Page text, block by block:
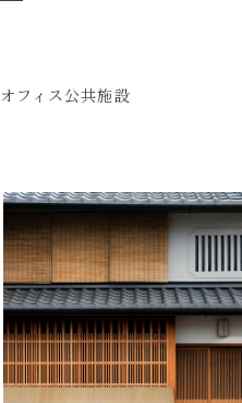
オフィス公共施設